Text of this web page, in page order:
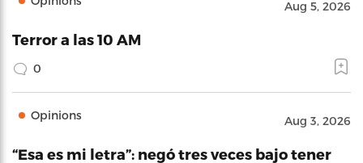
Aug 5, 2026
Terror a las 10 AM
0
Opinions Aug 3, 2026
“Esa es mi letra”: negó tres veces bajo tener